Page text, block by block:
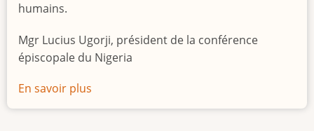
humains.
Mgr Lucius Ugorji, président de la conférence
épiscopale du Nigeria
En savoir plus
Le